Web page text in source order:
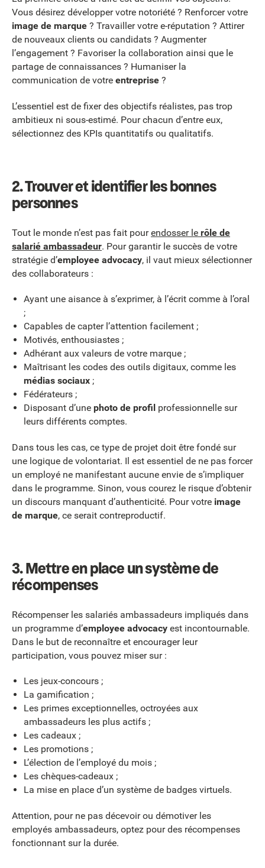
Vous désirez développer votre notoriété ? Renforcer votre
image de marque ? Travailler votre e-réputation ? Attirer
de nouveaux clients ou candidats ? Augmenter
l’engagement ? Favoriser la collaboration ainsi que le
partage de connaissances ? Humaniser la
communication de votre entreprise ?
L’essentiel est de fixer des objectifs réalistes, pas trop
ambitieux ni sous-estimé. Pour chacun d’entre eux,
sélectionnez des KPIs quantitatifs ou qualitatifs.
2. Trouver et identifier les bonnes
personnes
Tout le monde n’est pas fait pourendosser le rôle de
salarié ambassadeur. Pour garantir le succès de votre
stratégie d’employee advocacy, il vaut mieux sélectionner
des collaborateurs :
Ayant une aisance à s’exprimer, à l’écrit comme à l’oral
;
Capables de capter l’attention facilement ;
Motivés, enthousiastes ;
Adhérant aux valeurs de votre marque ;
Maîtrisant les codes des outils digitaux, comme les
médias sociaux;
Fédérateurs ;
Disposant d’une photo de profil professionnelle sur
leurs différents comptes.
Dans tous les cas, ce type de projet doit être fondé sur
une logique de volontariat. Il est essentiel de ne pas forcer
un employé ne manifestant aucune envie de s’impliquer
dans le programme. Sinon, vous courez le risque d’obtenir
un discours manquant d’authenticité. Pour votre image
de marque, ce serait contreproductif.
3. Mettre en place un système de
récompenses
Récompenser les salariés ambassadeurs impliqués dans
un programme d’employee advocacy est incontournable.
Dans le but de reconnaître et encourager leur
participation, vous pouvez miser sur :
Les jeux-concours ;
La gamification ;
Les primes exceptionnelles, octroyées aux
ambassadeurs les plus actifs ;
Les cadeaux ;
Les promotions ;
L’élection de l’employé du mois ;
Les chèques-cadeaux ;
La mise en place d’un système de badges virtuels.
Attention, pour ne pas décevoir ou démotiver les
employés ambassadeurs, optez pour des récompenses
fonctionnant sur la durée.